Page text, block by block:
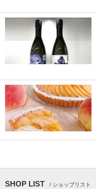
SHOP LIST / ショップリスト